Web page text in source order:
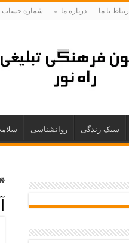
ارتباط با ما درباره ما شماره حساب
سبک زندگی روانشناسی